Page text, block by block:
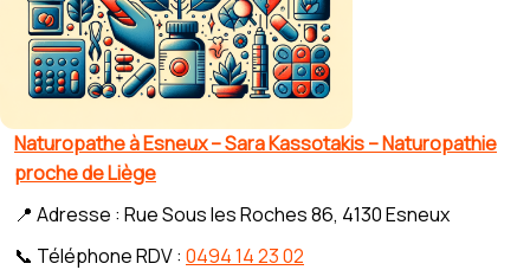
Naturopathe à Esneux – Sara Kassotakis – Naturopathie
proche de Liège
📍 Adresse : Rue Sous les Roches 86, 4130 Esneux
📞 Téléphone RDV : 0494 14 23 02